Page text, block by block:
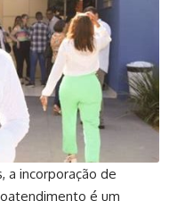
, a incorporação de
é um